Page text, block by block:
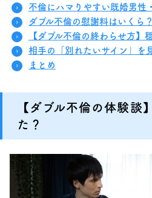
不倫にハマりやすい既婚男性
ダブル不倫の慰謝料はいくら
【ダブル不倫の終わらせ方】
相手の「別れたいサイン」を
まとめ
【ダブル不倫の体験談
た？